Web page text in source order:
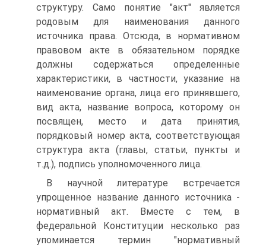
структуру. Само понятие "акт" является
родовым для наименования данного
источника права. Отсюда, в нормативном
правовом акте в обязательном порядке
должны содержаться определенные
характеристики, в частности, указание на
наименование органа, лица его принявшего,
вид акта, название вопроса, которому он
посвящен, место и дата принятия,
порядковый номер акта, соответствующая
структура акта (главы, статьи, пункты и
т.д.), подпись уполномоченного лица.
В научной литературе встречается
упрощенное название данного источника -
нормативный акт. Вместе с тем, в
федеральной Конституции несколько раз
упоминается термин "нормативный